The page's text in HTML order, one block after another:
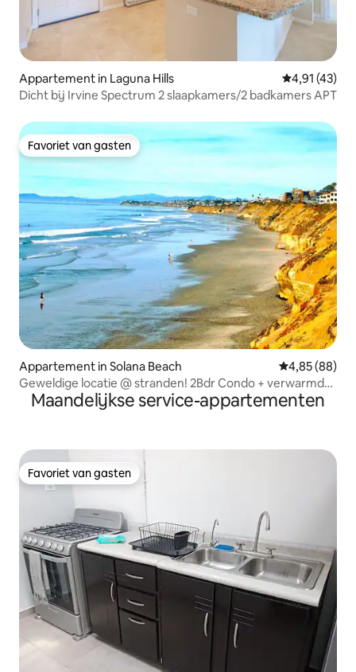
Appartement in Laguna Hills Gemiddelde
4,91 (43)
Dicht bij Irvine Spectrum 2 slaapkamers/2 badkamers APT
Favoriet van gasten
Favoriet van gasten
Appartement in Solana Beach Gemiddelde
4,85 (88)
Geweldige locatie @ stranden! 2Bdr Condo + verwarmd
zwembad
Maandelijkse service-appartementen
Favoriet van gasten
Favoriet van gasten